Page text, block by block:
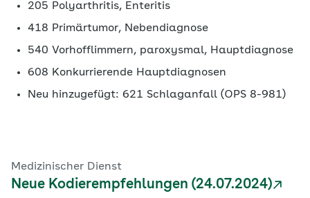
205 Polyarthritis, Enteritis
418 Primärtumor, Nebendiagnose
540 Vorhofflimmern, paroxysmal, Hauptdiagnose
608 Konkurrierende Hauptdiagnosen
Neu hinzugefügt: 621 Schlaganfall (OPS 8-981)
Medizinischer Dienst
Neue Kodierempfehlungen (24.07.2024)